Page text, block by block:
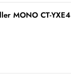
MONO CT-YXE4